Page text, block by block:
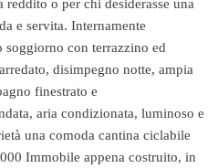
o per chi desiderasse una
e servita. Internamente
soggiorno con terrazzino ed
disimpegno notte, ampia
finestrato e
aria condizionata, luminoso e
una comoda cantina ciclabile
Immobile appena costruito, in